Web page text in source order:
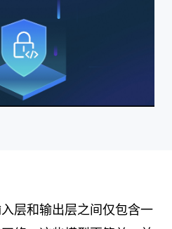
层和输出层之间仅包含一